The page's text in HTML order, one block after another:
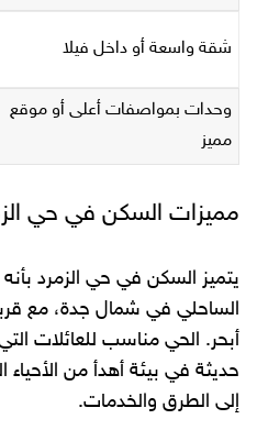
شقة واسعة أو داخل فيلا
وحدات بمواصفات أعلى أو موقع
مميز
مميزات السكن في حي
يتميز السكن في حي الزمرد
الساحلي في شمال جدة، مع
أبحر. الحي مناسب للعائلات
حديثة في بيئة أهدأ من
إلى الطرق والخدمات.